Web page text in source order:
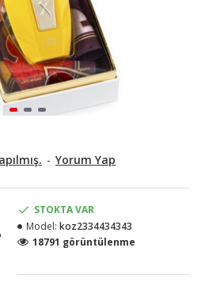
- Yorum Yap
STOKTA VAR
Model: koz2334434343
18791 görüntülenme